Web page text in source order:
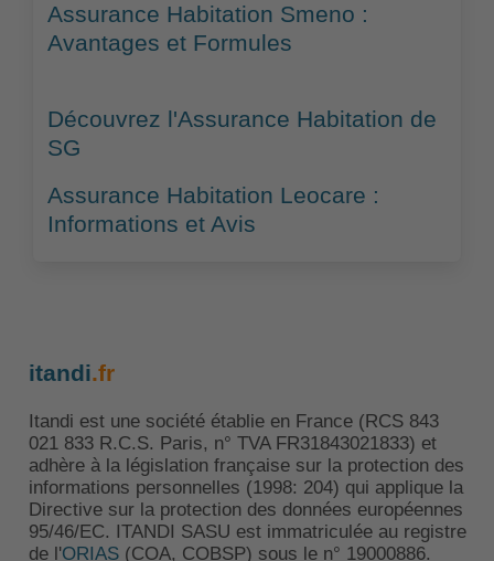
Assurance Habitation Smeno :
Avantages et Formules
Découvrez l'Assurance Habitation de
SG
Assurance Habitation Leocare :
Informations et Avis
itandi.fr
Itandi est une société établie en France (RCS 843
021 833 R.C.S. Paris, n° TVA FR31843021833) et
adhère à la législation française sur la protection des
informations personnelles (1998: 204) qui applique la
Directive sur la protection des données européennes
95/46/EC. ITANDI SASU est immatriculée au registre
de l'ORIAS(COA, COBSP) sous le n° 19000886.